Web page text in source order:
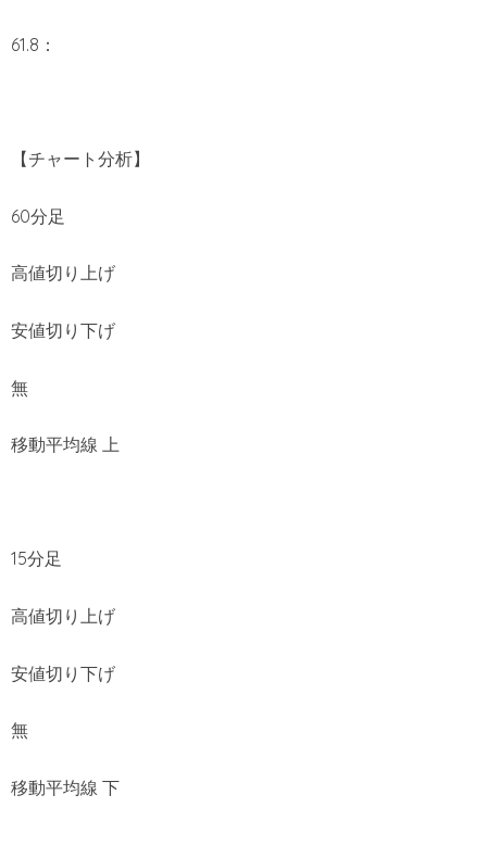
61.8：
【チャート分析】
60分足
高値切り上げ
安値切り下げ
無
移動平均線 上
15分足
高値切り上げ
安値切り下げ
無
移動平均線 下